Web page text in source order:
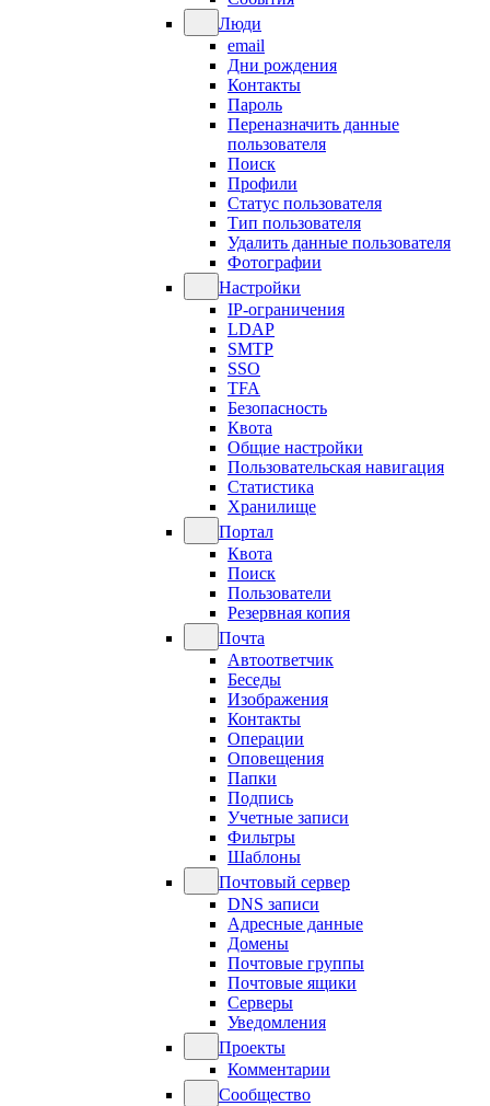
Люди
email
Дни рождения
Контакты
Пароль
Переназначить данные
пользователя
Поиск
Профили
Статус пользователя
Тип пользователя
Удалить данные пользователя
Фотографии
Настройки
IP-ограничения
LDAP
SMTP
SSO
TFA
Безопасность
Квота
Общие настройки
Пользовательская навигация
Статистика
Хранилище
Портал
Квота
Поиск
Пользователи
Резервная копия
Почта
Автоответчик
Беседы
Изображения
Контакты
Операции
Оповещения
Папки
Подпись
Учетные записи
Фильтры
Шаблоны
Почтовый сервер
DNS записи
Адресные данные
Домены
Почтовые группы
Почтовые ящики
Серверы
Уведомления
Проекты
Комментарии
Сообщество